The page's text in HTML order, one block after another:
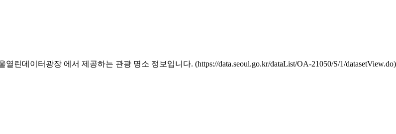
린데이터광장 에서 제공하는 관광 명소 정보입니다. (https://data.seoul.go.kr/dataList/OA-21050/S/1/datasetView.do)